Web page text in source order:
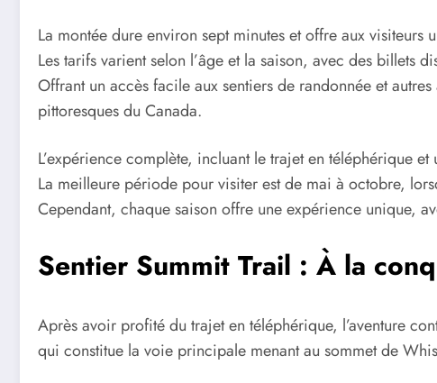
La montée dure environ sept minutes et offre aux
Les tarifs varient selon l’âge et la saison, avec des billets
Offrant un accès facile aux sentiers de randonnée et
pittoresques du Canada.
L’expérience complète, incluant le trajet en téléphérique
La meilleure période pour visiter est de mai à octobre,
Cependant, chaque saison offre une expérience unique,
Sentier Summit Trail : À la
Après avoir profité du trajet en téléphérique, l’aventure
qui constitue la voie principale menant au sommet de